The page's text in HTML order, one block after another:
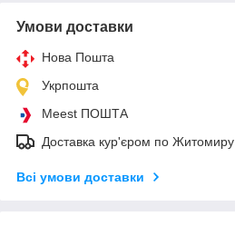
Умови доставки
Нова Пошта
Укрпошта
Meest ПОШТА
Доставка кур'єром по Житомиру
Всі умови доставки